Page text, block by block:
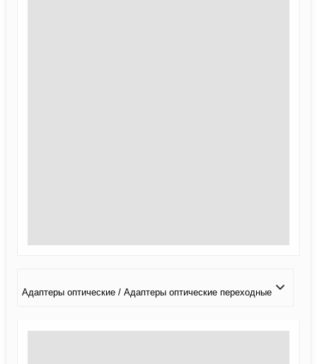
Адаптеры оптические / Адаптеры оптические переходные